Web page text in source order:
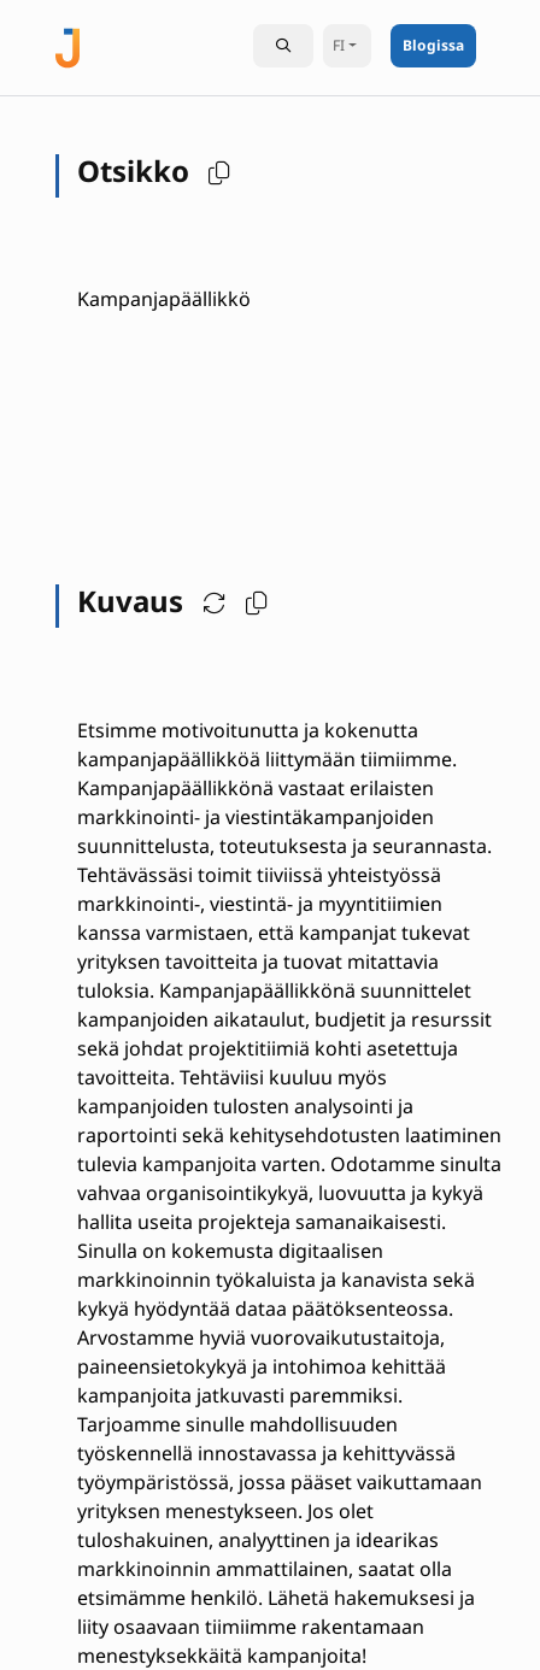
FI Blogissa
Otsikko
Kampanjapäällikkö
Kuvaus
Etsimme motivoitunutta ja kokenutta
kampanjapäällikköä liittymään tiimiimme.
Kampanjapäällikkönä vastaat erilaisten
markkinointi- ja viestintäkampanjoiden
suunnittelusta, toteutuksesta ja seurannasta.
Tehtävässäsi toimit tiiviissä yhteistyössä
markkinointi-, viestintä- ja myyntitiimien
kanssa varmistaen, että kampanjat tukevat
yrityksen tavoitteita ja tuovat mitattavia
tuloksia. Kampanjapäällikkönä suunnittelet
kampanjoiden aikataulut, budjetit ja resurssit
sekä johdat projektitiimiä kohti asetettuja
tavoitteita. Tehtäviisi kuuluu myös
kampanjoiden tulosten analysointi ja
raportointi sekä kehitysehdotusten laatiminen
tulevia kampanjoita varten. Odotamme sinulta
vahvaa organisointikykyä, luovuutta ja kykyä
hallita useita projekteja samanaikaisesti.
Sinulla on kokemusta digitaalisen
markkinoinnin työkaluista ja kanavista sekä
kykyä hyödyntää dataa päätöksenteossa.
Arvostamme hyviä vuorovaikutustaitoja,
paineensietokykyä ja intohimoa kehittää
kampanjoita jatkuvasti paremmiksi.
Tarjoamme sinulle mahdollisuuden
työskennellä innostavassa ja kehittyvässä
työympäristössä, jossa pääset vaikuttamaan
yrityksen menestykseen. Jos olet
tuloshakuinen, analyyttinen ja idearikas
markkinoinnin ammattilainen, saatat olla
etsimämme henkilö. Lähetä hakemuksesi ja
liity osaavaan tiimiimme rakentamaan
menestyksekkäitä kampanjoita!